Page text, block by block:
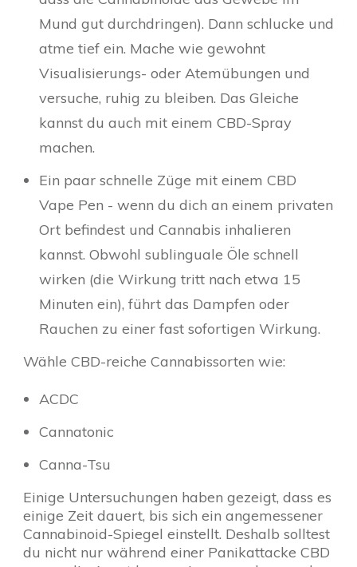
Mund gut durchdringen). Dann schlucke und
atme tief ein. Mache wie gewohnt
Visualisierungs- oder Atemübungen und
versuche, ruhig zu bleiben. Das Gleiche
kannst du auch mit einem CBD-Spray
machen.
Ein paar schnelle Züge mit einem CBD
Vape Pen - wenn du dich an einem privaten
Ort befindest und Cannabis inhalieren
kannst. Obwohl sublinguale Öle schnell
wirken (die Wirkung tritt nach etwa 15
Minuten ein), führt das Dampfen oder
Rauchen zu einer fast sofortigen Wirkung.
Wähle CBD-reiche Cannabissorten wie:
ACDC
Cannatonic
Canna-Tsu
Einige Untersuchungen haben gezeigt, dass es
einige Zeit dauert, bis sich ein angemessener
Cannabinoid-Spiegel einstellt. Deshalb solltest
du nicht nur während einer Panikattacke CBD